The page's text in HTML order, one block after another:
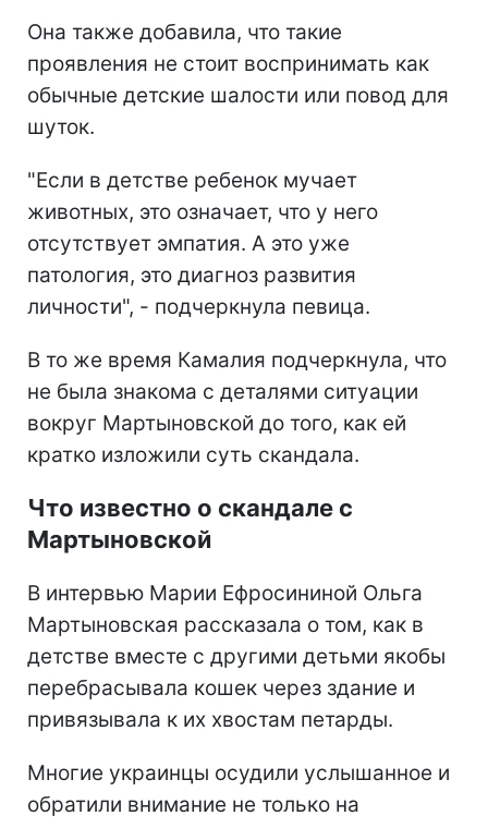
Она также добавила, что такие
проявления не стоит воспринимать как
обычные детские шалости или повод для
шуток.
"Если в детстве ребенок мучает
животных, это означает, что у него
отсутствует эмпатия. А это уже
патология, это диагноз развития
личности", - подчеркнула певица.
В то же время Камалия подчеркнула, что
не была знакома с деталями ситуации
вокруг Мартыновской до того, как ей
кратко изложили суть скандала.
Что известно о скандале с
Мартыновской
В интервью Марии Ефросининой Ольга
Мартыновская рассказала о том, как в
детстве вместе с другими детьми якобы
перебрасывала кошек через здание и
привязывала к их хвостам петарды.
Многие украинцы осудили услышанное и
обратили внимание не только на